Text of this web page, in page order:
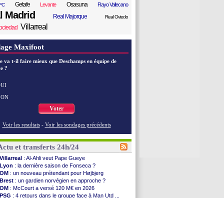
Getafe Levante Osasuna Rayo Vallecano
Madrid Real Majorque Real Oviedo
Villarreal
Maxifoot
va t-il faire mieux que Deschamps en équipe de
?
Voter
Voir les resultats - Voir les sondages précédents
et transferts 24h/24
Villarreal : Al-Ahli veut Pape Gueye
Lyon : la dernière saison de Fonseca ?
OM : un nouveau prétendant pour Højbjerg
Brest : un gardien norvégien en approche ?
OM : McCourt a versé 120 M€ en 2026
PSG : 4 retours dans le groupe face à Man Utd ...